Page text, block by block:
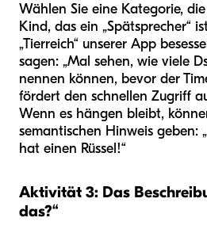
Wählen Sie eine Kategorie,
Kind, das ein „Spätsprecher“
„Tierreich“ unserer App
sagen: „Mal sehen, wie viele
nennen können, bevor der
fördert den schnellen Zugriff
Wenn es hängen bleibt,
semantischen Hinweis geben:
hat einen Rüssel!“
Aktivität 3: Das
das?“